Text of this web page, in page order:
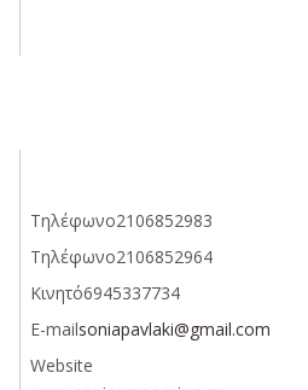
Τηλέφωνο2106852983
Τηλέφωνο2106852964
Κινητό6945337734
E-mailsoniapavlaki@gmail.com
Website